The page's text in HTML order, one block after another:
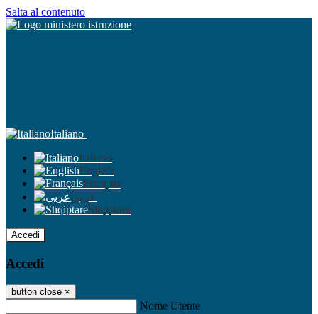
Salta al contenuto
Italiano
Italiano
English
Français
عربى
Shqiptare
Accedi
Accedi
button close ×
Nome Utente